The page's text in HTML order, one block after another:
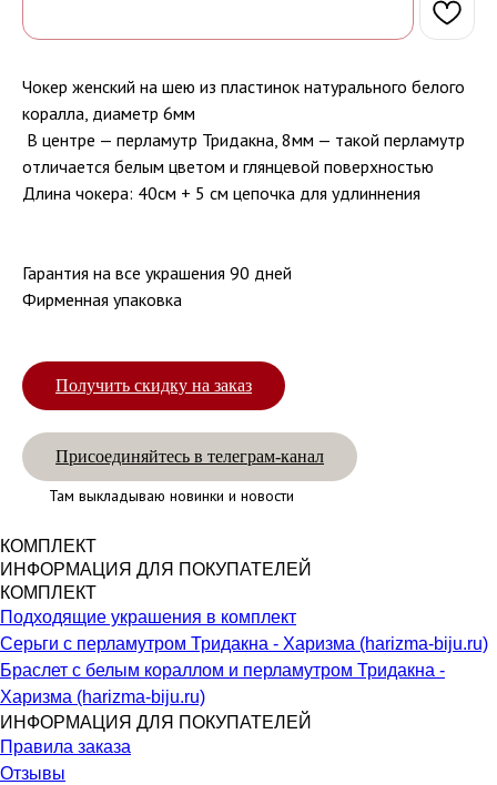
Чокер женский на шею из пластинок натурального белого
коралла, диаметр 6мм
В центре — перламутр Тридакна, 8мм — такой перламутр
отличается белым цветом и глянцевой поверхностью
Длина чокера: 40см + 5 см цепочка для удлиннения
Гарантия на все украшения 90 дней
Фирменная упаковка
Получить скидку на заказ
Присоединяйтесь в телеграм-канал
Там выкладываю новинки и новости
КОМПЛЕКТ
ИНФОРМАЦИЯ ДЛЯ ПОКУПАТЕЛЕЙ
КОМПЛЕКТ
Подходящие украшения в комплект
Серьги с перламутром Тридакна - Харизма (harizma-biju.ru)
Браслет с белым кораллом и перламутром Тридакна -
Харизма (harizma-biju.ru)
ИНФОРМАЦИЯ ДЛЯ ПОКУПАТЕЛЕЙ
Правила заказа
Отзывы